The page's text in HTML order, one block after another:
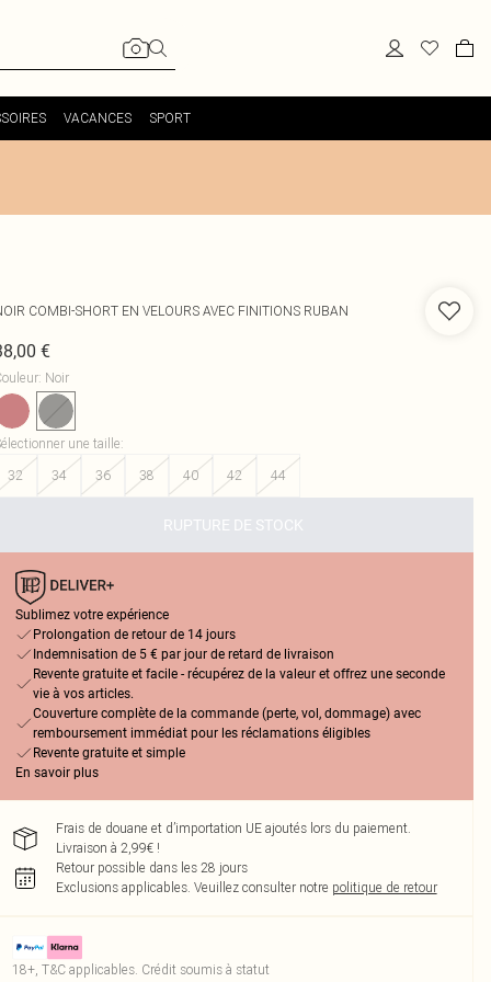
VACANCES SPORT
COMBI-SHORT EN VELOURS AVEC FINITIONS RUBAN
€
: Noir
une taille:
32
34 36 38 40 42 44
RUPTURE DE STOCK
Sublimez votre expérience
Prolongation de retour de 14 jours
Indemnisation de 5 € par jour de retard de livraison
Revente gratuite et facile - récupérez de la valeur et offrez une seconde
vie à vos articles.
Couverture complète de la commande (perte, vol, dommage) avec
remboursement immédiat pour les réclamations éligibles
Revente gratuite et simple
En savoir plus
Frais de douane et d’importation UE ajoutés lors du paiement.
Livraison à 2,99€ !
Retour possible dans les 28 jours
Exclusions applicables. Veuillez consulter notre politique de retour
18+, T&C applicables. Crédit soumis à statut